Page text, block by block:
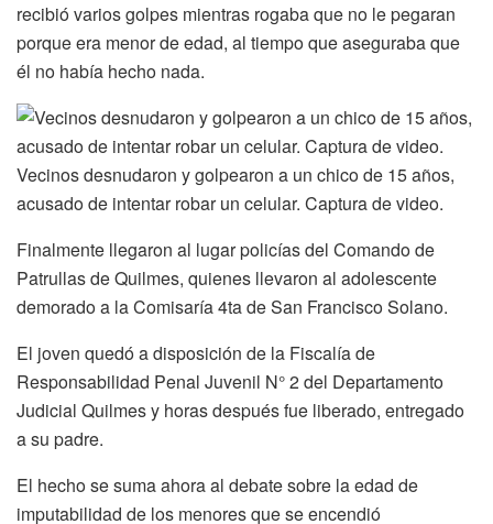
recibió varios golpes mientras rogaba que no le pegaran
porque era menor de edad, al tiempo que aseguraba que
él no había hecho nada.
Vecinos desnudaron y golpearon a un chico de 15 años,
acusado de intentar robar un celular. Captura de video.
Finalmente llegaron al lugar policías del Comando de
Patrullas de Quilmes, quienes llevaron al adolescente
demorado a la Comisaría 4ta de San Francisco Solano.
El joven quedó a disposición de la Fiscalía de
Responsabilidad Penal Juvenil N° 2 del Departamento
Judicial Quilmes y horas después fue liberado, entregado
a su padre.
El hecho se suma ahora al debate sobre la edad de
imputabilidad de los menores que se encendió